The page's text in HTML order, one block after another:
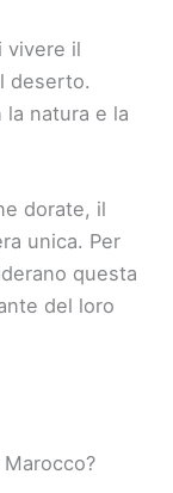
vivere il
deserto.
natura e la
dorate, il
unica. Per
questa
del loro